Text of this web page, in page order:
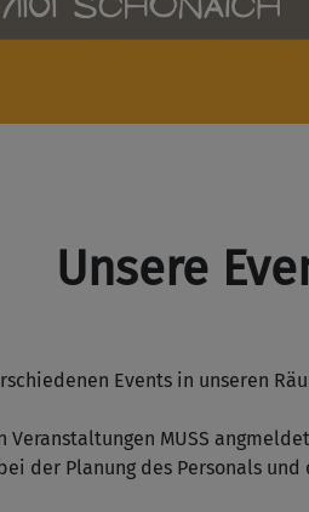
Unsere
Events in unseren
Veranstaltungen MUSS
der Planung des Personals